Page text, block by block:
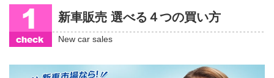
新車販売 選べる４つの買い方
New car sales